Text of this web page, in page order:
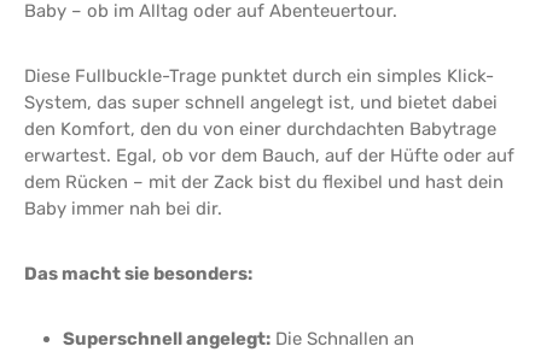
Baby – ob im Alltag oder auf Abenteuertour.
Diese Fullbuckle-Trage punktet durch ein simples Klick-
System, das super schnell angelegt ist, und bietet dabei
den Komfort, den du von einer durchdachten Babytrage
erwartest. Egal, ob vor dem Bauch, auf der Hüfte oder auf
dem Rücken – mit der Zack bist du flexibel und hast dein
Baby immer nah bei dir.
Das macht sie besonders:
Superschnell angelegt: Die Schnallen an